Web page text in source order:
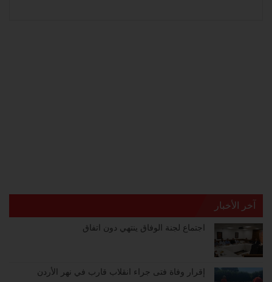
آخر الأخبار
اجتماع لجنة الوفاق ينتهي دون اتفاق
إقرار وفاة فتى جراء انقلاب قارب في نهر الأردن